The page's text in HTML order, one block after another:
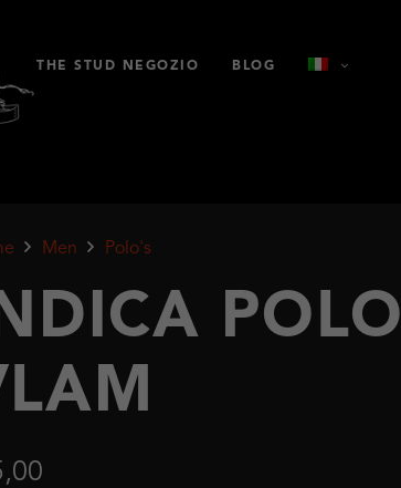
THE STUD NEGOZIO BLOG
Men Polo's
POLO